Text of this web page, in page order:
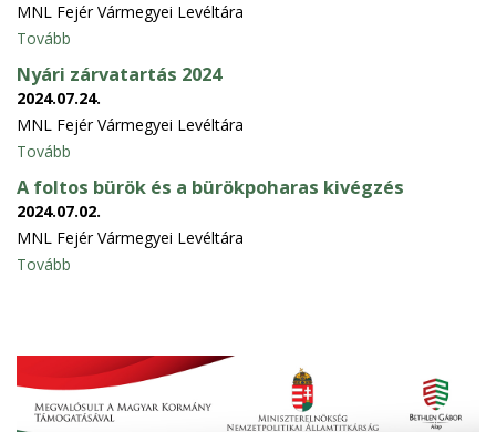
MNL Fejér Vármegyei Levéltára
Tovább
Nyári zárvatartás 2024
2024.07.24.
MNL Fejér Vármegyei Levéltára
Tovább
A foltos bürök és a bürökpoharas kivégzés
2024.07.02.
MNL Fejér Vármegyei Levéltára
Tovább